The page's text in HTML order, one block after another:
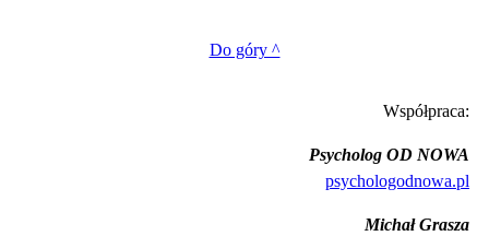
Do góry ^
Współpraca:
Psycholog OD NOWA
psychologodnowa.pl
Michał Grasza